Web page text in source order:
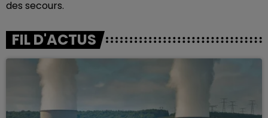
des secours.
FIL D'ACTUS